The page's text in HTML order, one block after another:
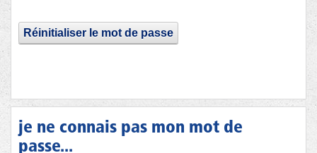
Réinitialiser le mot de passe
je ne connais pas mon mot de
passe...